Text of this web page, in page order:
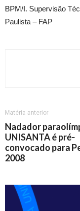
BPM/I. Supervisão
Paulista – FAP
Matéria anterior
Nadador
UNISANTA é pré-
convocado para
2008